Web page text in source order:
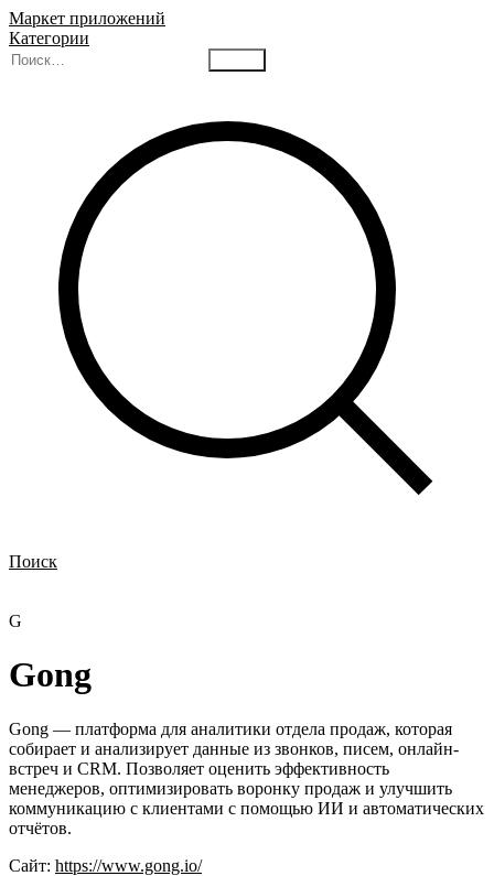
Маркет приложений
Категории
Поиск
G
Gong
Gong — платформа для аналитики отдела продаж, которая
собирает и анализирует данные из звонков, писем, онлайн-
встреч и CRM. Позволяет оценить эффективность
менеджеров, оптимизировать воронку продаж и улучшить
коммуникацию с клиентами с помощью ИИ и автоматических
отчётов.
Сайт: https://www.gong.io/